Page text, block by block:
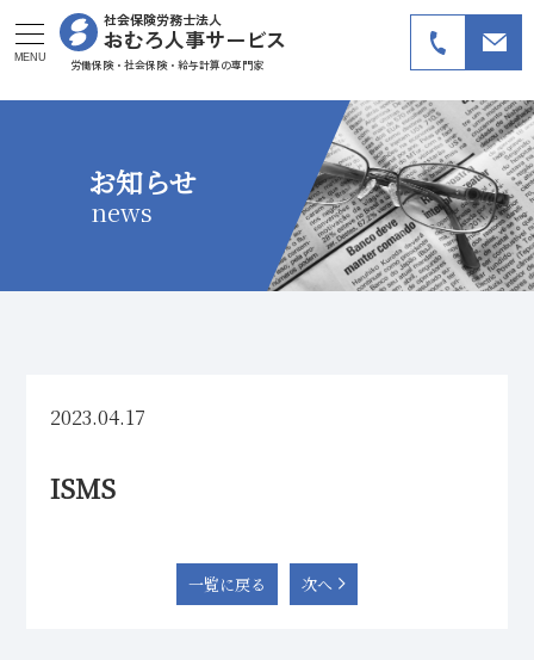
MENU
社会保険労務士法人
おむろ人事サービス
労働保険・社会保険・給与計算の専門家
お知らせ
news
2023.04.17
ISMS
一覧に戻る 次へ